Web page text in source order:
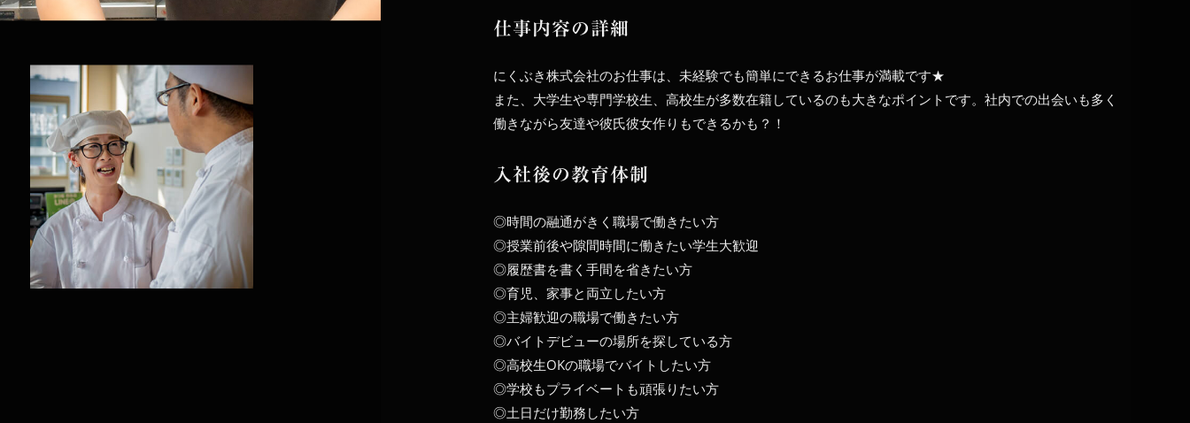
仕事内容の詳細
にくぶき株式会社のお仕事は、未経験でも簡単にできるお仕事が満載です★
また、大学生や専門学校生、高校生が多数在籍しているのも大きなポイントです。社内での出会いも多く
働きながら友達や彼氏彼女作りもできるかも？！
入社後の教育体制
◎時間の融通がきく職場で働きたい方
◎授業前後や隙間時間に働きたい学生大歓迎
◎履歴書を書く手間を省きたい方
◎育児、家事と両立したい方
◎主婦歓迎の職場で働きたい方
◎バイトデビューの場所を探している方
◎高校生OKの職場でバイトしたい方
◎学校もプライベートも頑張りたい方
◎土日だけ勤務したい方